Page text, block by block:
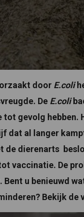
door E.coli
De E.coli
tot gevolg hebben.
dat al langer
de dierenarts
vaccinatie. De
Bent u benieuwd
Bekijk de